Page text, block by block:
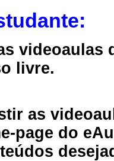
videoaulas
livre.
as
page do